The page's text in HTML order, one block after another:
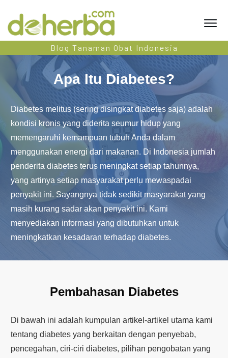
Blog Tanaman Obat Indonesia
Apa Itu Diabetes?
Diabetes melitus (sering disingkat diabetes saja) adalah
kondisi kronis yang diderita seumur hidup yang
memengaruhi kemampuan tubuh Anda dalam
menggunakan energi dari makanan. Di Indonesia jumlah
penderita diabetes terus meningkat setiap tahunnya,
yang artinya setiap masyarakat perlu mewaspadai
penyakit ini. Sayangnya tidak sedikit masyarakat yang
masih kurang sadar akan penyakit ini. Kami
menyediakan informasi yang dibutuhkan untuk
meningkatkan kesadaran terhadap diabetes.
Pembahasan Diabetes
Di bawah ini adalah kumpulan artikel-artikel utama kami
tentang diabetes yang berkaitan dengan penyebab,
pencegahan, ciri-ciri diabetes, pilihan pengobatan yang